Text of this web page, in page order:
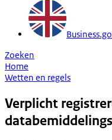
Zoeken
Home
Wetten en regels
Verplicht